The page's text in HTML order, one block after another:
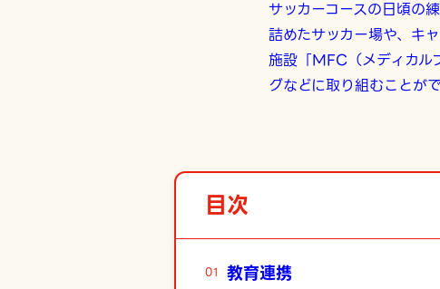
サッカーコースの日頃の
詰めたサッカー場や、キ
施設「MFC（メディカル
グなどに取り組むことがで
目次
教育連携